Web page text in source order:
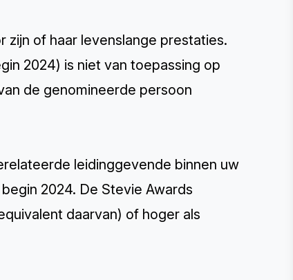
zijn of haar levenslange prestaties.
2024) is niet van toepassing op
de genomineerde persoon
leidinggevende binnen uw
2024. De Stevie Awards
daarvan) of hoger als